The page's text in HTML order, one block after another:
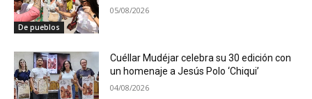
De pueblos
05/08/2026
Cuéllar Mudéjar celebra su 30 edición con
un homenaje a Jesús Polo ‘Chiqui’
04/08/2026